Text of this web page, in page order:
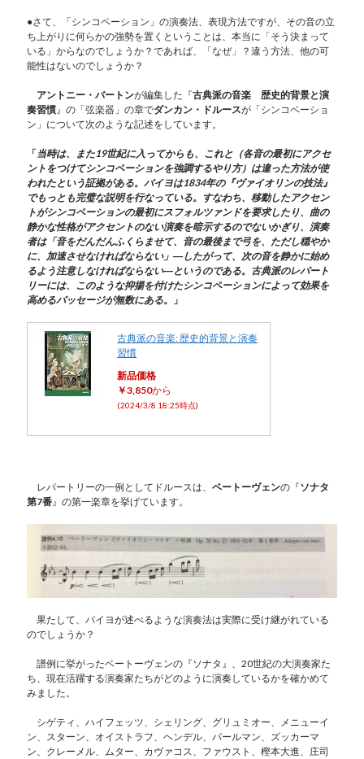
●さて、「シンコペーション」の演奏法、表現方法ですが、その音の立
ち上がりに何らかの強勢を置くということは、本当に「そう決まって
いる」からなのでしょうか？であれば、「なぜ」？違う方法、他の可
能性はないのでしょうか？
アントニー・バートンが編集した『古典派の音楽 歴史的背景と演
奏習慣 』の「弦楽器」の章でダンカン・ドルースが「シンコペーショ
ン」について次のような記述をしています。
「当時は、また19世紀に入ってからも、これと（各音の最初にアクセ
ントをつけてシンコペーションを強調するやり方）は違った方法が使
われたという証拠がある。バイヨは1834年の『ヴァイオリンの技法』
でもっとも完璧な説明を行なっている。すなわち、移動したアクセン
トがシンコペーションの最初にスフォルツァンドを要求したり、曲の
静かな性格がアクセントのない演奏を暗示するのでないかぎり、演奏
者は「音をだんだんふくらませて、音の最後まで弓を、ただし穏やか
に、加速させなければならない」―したがって、次の音を静かに始め
るよう注意しなければならない―というのである。古典派のレパート
リーには、このような抑揚を付けたシンコペーションによって効果を
高めるパッセージが無数にある。
」
古典派の音楽: 歴史的背景と演奏
習慣
新品価格
￥3,850から
(2024/3/8 18:25時点)
レパートリーの一例としてドルースは、ベートーヴェンの『ソナタ
第7番 』の第一楽章を挙げています。
果たして、バイヨが述べるような演奏法は実際に受け継がれている
のでしょうか？
譜例に挙がったベートーヴェンの『ソナタ』、20世紀の大演奏家た
ち、現在活躍する演奏家たちがどのように演奏しているかを確かめて
みました。
シゲティ、ハイフェッツ、シェリング、グリュミオー、メニューイ
ン、スターン、オイストラフ、ヘンデル、パールマン、ズッカーマ
ン、クレーメル、ムター、カヴァコス、ファウスト、樫本大進、庄司